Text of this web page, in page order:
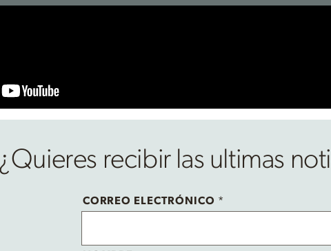
¿Quieres recibir las ultimas
CORREO ELECTRÓNICO *